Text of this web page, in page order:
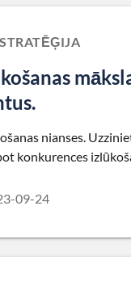
nianses.
konkurences
09-24